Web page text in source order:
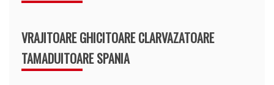
VRAJITOARE GHICITOARE CLARVAZATOARE
TAMADUITOARE SPANIA